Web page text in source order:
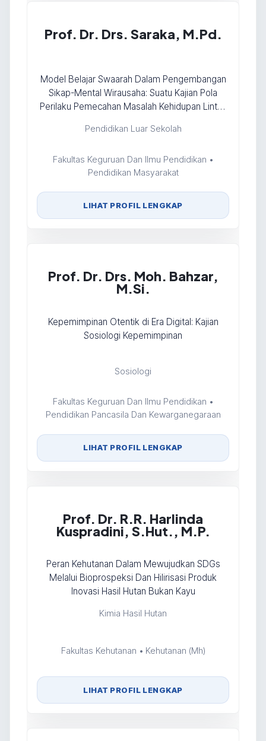
Prof. Dr. Drs. Saraka, M.Pd.
Model Belajar Swaarah Dalam Pengembangan
Sikap-Mental Wirausaha: Suatu Kajian Pola
Perilaku Pemecahan Masalah Kehidupan Lintas
Timur
Pendidikan Luar Sekolah
Fakultas Keguruan Dan Ilmu Pendidikan •
Pendidikan Masyarakat
LIHAT PROFIL LENGKAP
Prof. Dr. Drs. Moh. Bahzar,
M.Si.
Kepemimpinan Otentik di Era Digital: Kajian
Sosiologi Kepemimpinan
Sosiologi
Fakultas Keguruan Dan Ilmu Pendidikan •
Pendidikan Pancasila Dan Kewarganegaraan
LIHAT PROFIL LENGKAP
Prof. Dr. R.R. Harlinda
Kuspradini, S.Hut., M.P.
Peran Kehutanan Dalam Mewujudkan SDGs
Melalui Bioprospeksi Dan Hilirisasi Produk
Inovasi Hasil Hutan Bukan Kayu
Kimia Hasil Hutan
Fakultas Kehutanan • Kehutanan (Mh)
LIHAT PROFIL LENGKAP